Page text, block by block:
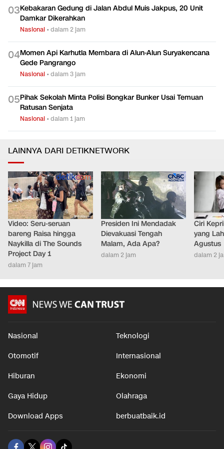
03Kebakaran Gedung di Jalan Abdul Muis Jakpus, 20 Unit
Damkar Dikerahkan
Nasional •dalam 2 jam
04Momen Api Karhutla Membara di Alun-Alun Suryakencana
Gede Pangrango
Nasional •dalam 3 jam
05Pihak Sekolah Minta Polisi Bongkar Bunker Usai Temuan
Ratusan Senjata
Nasional •dalam 1 jam
LAINNYA DARI DETIKNETWORK
Video: Seru-seruan
bareng Raisa hingga
Naykilla di The Sounds
Project Day 1
dalam 7 jam
Presiden Ini Mendadak
Dievakuasi Tengah
Malam, Ada Apa?
dalam 2 jam
Ciri
yang
Agustus
dalam 2
Nasional Teknologi
Otomotif Internasional
Hiburan Ekonomi
Gaya Hidup Olahraga
Download Apps berbuatbaik.id